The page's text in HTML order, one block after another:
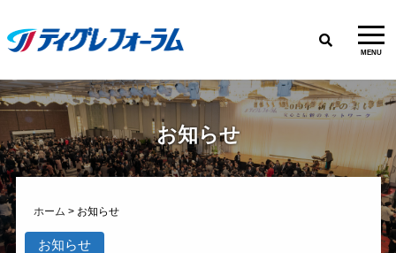
MENU
お知らせ
ホーム > お知らせ
お知らせ